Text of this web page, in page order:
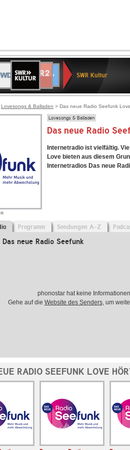
Deutschlandfunk
80er
90er
OLDIE
ANTENNE
SWR3
WDR
4
BR-
KLASSIK
Deutschlandfunk
Kultur
2
Kultur2
SWR Kultur
Lovesongs & Balladen > Das neue Radio Seefunk Love
Lovesongs & Balladen
Das neue Radio
Internetradio ist vielfältig.
Love bieten aus diesem
Internetradios Das neue
Programm Sendungen A-Z
neue Radio Seefunk
phonostar hat keine
Gehe auf die Website des Senders, um
RADIO SEEFUNK LOVE